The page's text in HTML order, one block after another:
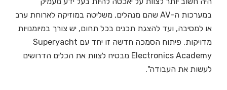
במערכות ה-AV שהם מנהלים, משליטה במוזיקה לארוחת ערב
או למסיבה, ועד להצגת תכנים בכל תחום, יש צורך במיומנויות
מדויקות. פיתוח הסמכה חדשה זו יחד עם Superyacht
Electronics Academy מבטיח לצוות את הכלים הדרושים
לעשות את העבודה".